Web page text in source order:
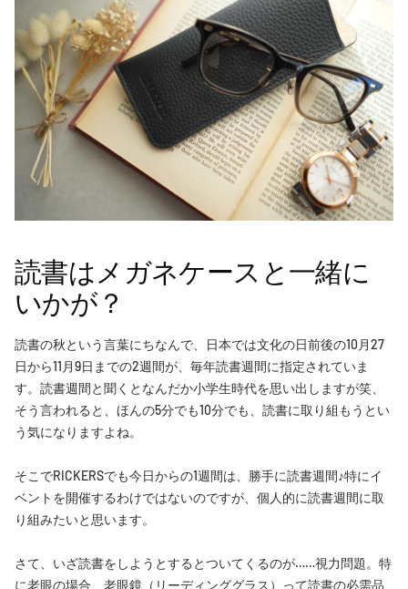
読書はメガネケースと一緒に
いかが？
読書の秋という言葉にちなんで、日本では文化の日前後の10月27
日から11月9日までの2週間が、毎年読書週間に指定されていま
す。読書週間と聞くとなんだか小学生時代を思い出しますが笑、
そう言われると、ほんの5分でも10分でも、読書に取り組もうとい
う気になりますよね。
そこでRICKERSでも今日からの1週間は、勝手に読書週間♪特にイ
ベントを開催するわけではないのですが、個人的に読書週間に取
り組みたいと思います。
さて、いざ読書をしようとするとついてくるのが……視力問題。特
に老眼の場合、老眼鏡（ リーディンググラス ）って読書の必需品